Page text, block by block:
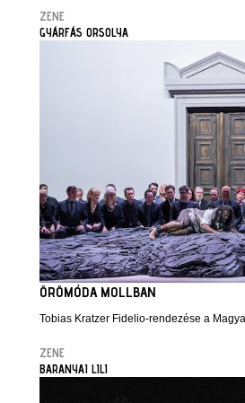
ZENE
GYÁRFÁS ORSOLYA
ÖRÖMÓDA MOLLBAN
Tobias Kratzer Fidelio-rendezése a
ZENE
BARANYAI LILI